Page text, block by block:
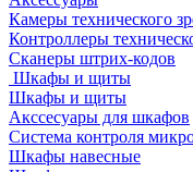
Камеры технического
Контроллеры
Сканеры штрих-кодов
Шкафы и щиты
Шкафы и щиты
Акссесуары для шкафов
Система контроля
Шкафы навесные